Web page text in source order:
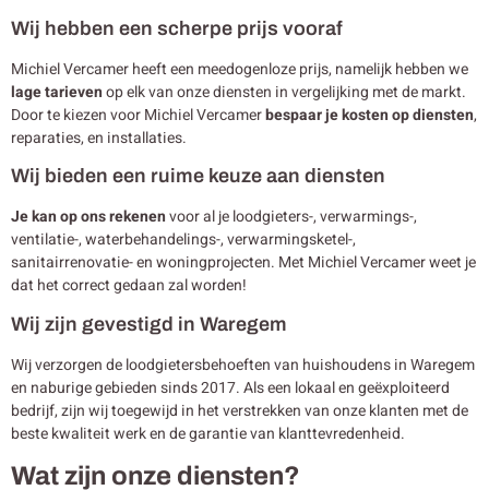
Wij hebben een scherpe prijs vooraf
Michiel Vercamer heeft een meedogenloze prijs, namelijk hebben we
lage tarievenop elk van onze diensten in vergelijking met de markt.
Door te kiezen voor Michiel Vercamerbespaar je kosten op diensten,
reparaties, en installaties.
Wij bieden een ruime keuze aan diensten
Je kan op ons rekenenvoor al je loodgieters-, verwarmings-,
ventilatie-, waterbehandelings-, verwarmingsketel-,
sanitairrenovatie- en woningprojecten. Met Michiel Vercamer weet je
dat het correct gedaan zal worden!
Wij zijn gevestigd in Waregem
Wij verzorgen de loodgietersbehoeften van huishoudens in Waregem
en naburige gebieden sinds 2017. Als een lokaal en geëxploiteerd
bedrijf, zijn wij toegewijd in het verstrekken van onze klanten met de
beste kwaliteit werk en de garantie van klanttevredenheid.
Wat zijn onze diensten?